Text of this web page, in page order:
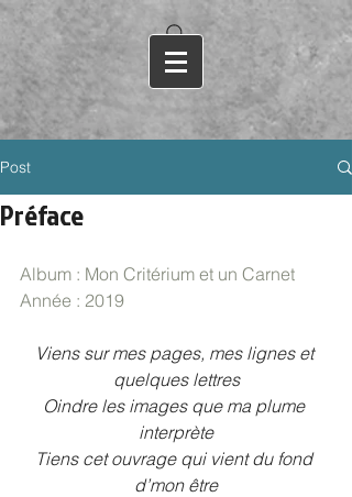
Post
Préface
Album : Mon Critérium et un Carnet
Année : 2019
Viens sur mes pages, mes lignes et
quelques lettres
Oindre les images que ma plume
interprète
Tiens cet ouvrage qui vient du fond
d’mon être